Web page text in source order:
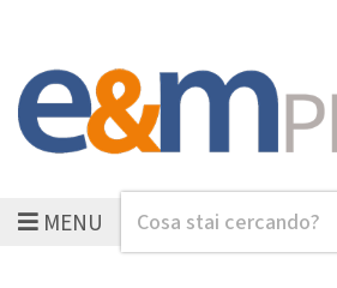
MENUCerca